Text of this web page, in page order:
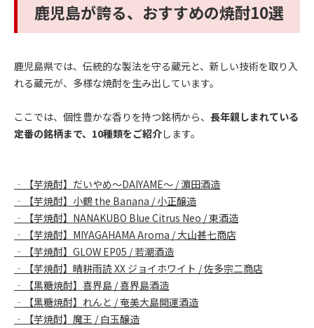
鹿児島が誇る、おすすめの焼酎10選
鹿児島県では、伝統的な製法を守る蔵元と、新しい技術を取り入
れる蔵元が、多様な焼酎を生み出しています。
ここでは、個性豊かな香りを持つ銘柄から、 長年親しまれている
定番の銘柄まで、10種類をご紹介します。
‐【芋焼酎】だいやめ～DAIYAME～ / 濵田酒造
‐【芋焼酎】小鶴 the Banana / 小正醸造
‐【芋焼酎】NANAKUBO Blue Citrus Neo / 東酒造
‐【芋焼酎】MIYAGAHAMA Aroma / 大山甚七商店
‐【芋焼酎】GLOW EP05 / 若潮酒造
‐【芋焼酎】晴耕雨読 XX ジョイホワイト / 佐多宗二商店
‐【黒糖焼酎】喜界島 / 喜界島酒造
‐【黒糖焼酎】れんと / 奄美大島開運酒造
‐【芋焼酎】魔王 / 白玉醸造